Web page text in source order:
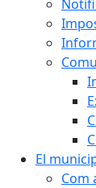
El
Com